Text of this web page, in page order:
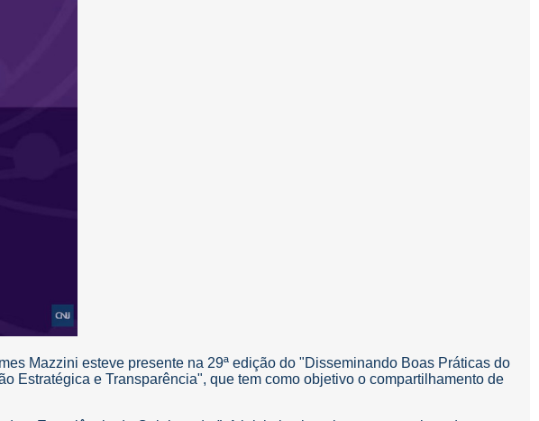
Mazzini esteve presente na 29ª edição do "Disseminando Boas Práticas do
Estratégica e Transparência", que tem como objetivo o compartilhamento de